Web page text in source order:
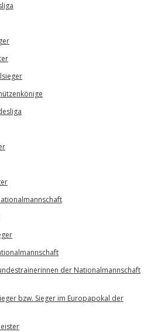
der Nationalmannschaft
bzw. Sieger im Europapokal der